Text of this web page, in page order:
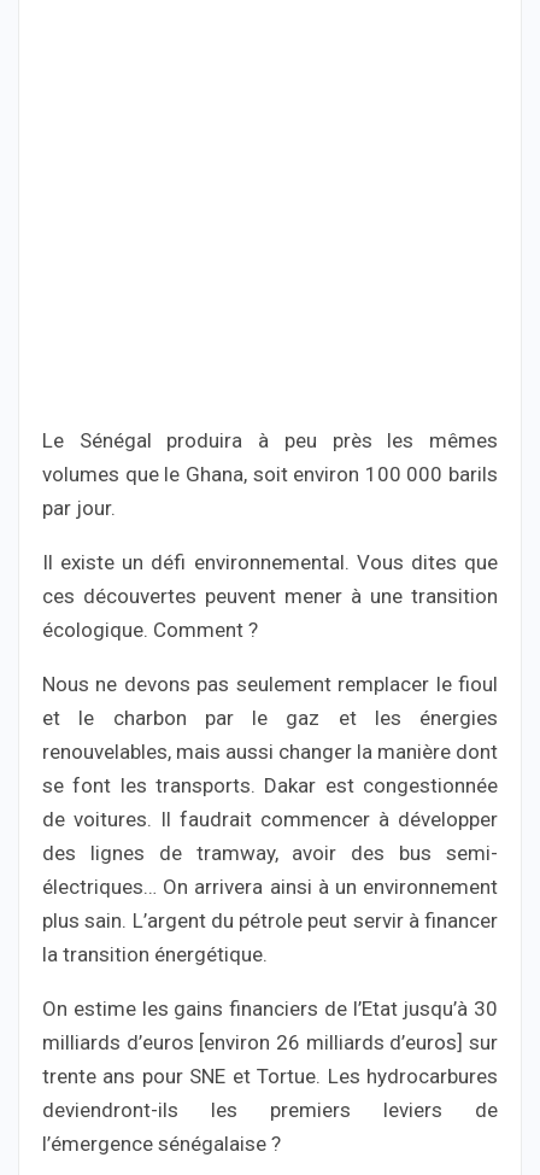
Le Sénégal produira à peu près les mêmes
volumes que le Ghana, soit environ 100 000 barils
par jour.
Il existe un défi environnemental. Vous dites que
ces découvertes peuvent mener à une transition
écologique. Comment ?
Nous ne devons pas seulement remplacer le fioul
et le charbon par le gaz et les énergies
renouvelables, mais aussi changer la manière dont
se font les transports. Dakar est congestionnée
de voitures. Il faudrait commencer à développer
des lignes de tramway, avoir des bus semi-
électriques… On arrivera ainsi à un environnement
plus sain. L’argent du pétrole peut servir à financer
la transition énergétique.
On estime les gains financiers de l’Etat jusqu’à 30
milliards d’euros [environ 26 milliards d’euros] sur
trente ans pour SNE et Tortue. Les hydrocarbures
deviendront-ils les premiers leviers de
l’émergence sénégalaise ?